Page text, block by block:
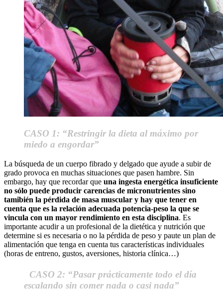
CASO 1: “Restringir la dieta al máximo por
miedo a engordar”
La búsqueda de un cuerpo fibrado y delgado que ayude a subir de
grado provoca en muchas situaciones que pasen hambre. Sin
embargo, hay que recordar que una ingesta energética insuficiente
no sólo puede producir carencias de micronutrientes sino
tamibién la pérdida de masa muscular y hay que tener en
cuenta que es la relación adecuada potencia-peso la que se
vincula con un mayor rendimiento en esta disciplina. Es
importante acudir a un profesional de la dietética y nutrición que
determine si es necesaria o no la pérdida de peso y paute un plan de
alimentación que tenga en cuenta tus características individuales
(horas de entreno, gustos, aversiones, historia clínica…)
CASO 2: “Pasar prácticamente todo el día
escalando sin comer nada o casi nada”